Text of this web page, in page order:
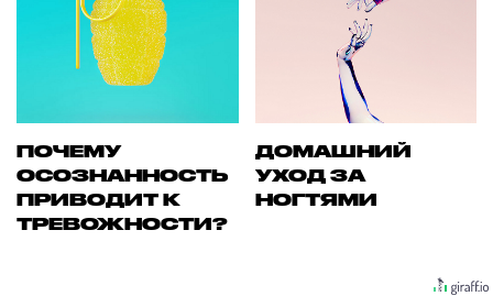
ПОЧЕМУ
ОСОЗНАННОСТЬ
ПРИВОДИТ К
ТРЕВОЖНОСТИ?
ДОМАШНИЙ
УХОД ЗА
НОГТЯМИ